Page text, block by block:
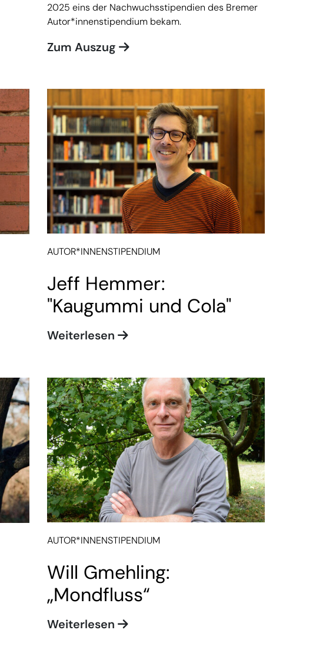
2025 eins der Nachwuchsstipendien des Bremer
Autor*innenstipendium bekam.
Zum Auszug
AUTOR*INNENSTIPENDIUM
Jeff Hemmer:
"Kaugummi und Cola"
Weiterlesen
AUTOR*INNENSTIPENDIUM
Will Gmehling:
„Mondfluss“
Weiterlesen